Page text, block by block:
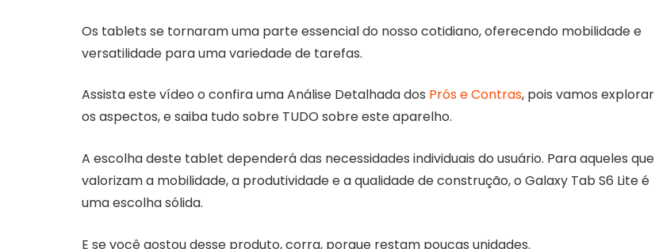
Os tablets se tornaram uma parte essencial do nosso cotidiano, oferecendo mobilidade e
versatilidade para uma variedade de tarefas.
Assista este vídeo o confira uma Análise Detalhada dos Prós e Contras, pois vamos explorar
os aspectos, e saiba tudo sobre TUDO sobre este aparelho.
A escolha deste tablet dependerá das necessidades individuais do usuário. Para aqueles que
valorizam a mobilidade, a produtividade e a qualidade de construção, o Galaxy Tab S6 Lite é
uma escolha sólida.
E se você gostou desse produto, corra, porque restam poucas unidades.